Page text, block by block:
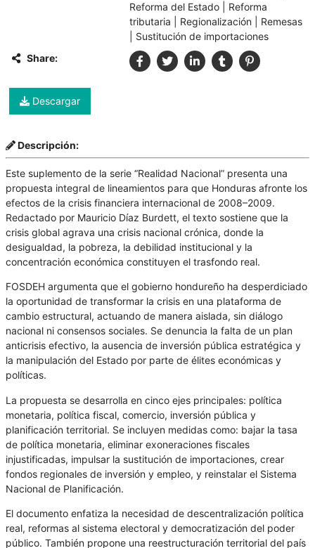
Reforma del Estado
Reforma
tributaria
Regionalización
Remesas
Sustitución de importaciones
Share:
Descargar
Descripción:
Este suplemento de la serie “Realidad Nacional” presenta una
propuesta integral de lineamientos para que Honduras afronte los
efectos de la crisis financiera internacional de 2008–2009.
Redactado por Mauricio Díaz Burdett, el texto sostiene que la
crisis global agrava una crisis nacional crónica, donde la
desigualdad, la pobreza, la debilidad institucional y la
concentración económica constituyen el trasfondo real.
FOSDEH argumenta que el gobierno hondureño ha desperdiciado
la oportunidad de transformar la crisis en una plataforma de
cambio estructural, actuando de manera aislada, sin diálogo
nacional ni consensos sociales. Se denuncia la falta de un plan
anticrisis efectivo, la ausencia de inversión pública estratégica y
la manipulación del Estado por parte de élites económicas y
políticas.
La propuesta se desarrolla en cinco ejes principales: política
monetaria, política fiscal, comercio, inversión pública y
planificación territorial. Se incluyen medidas como: bajar la tasa
de política monetaria, eliminar exoneraciones fiscales
injustificadas, impulsar la sustitución de importaciones, crear
fondos regionales de inversión y empleo, y reinstalar el Sistema
Nacional de Planificación.
El documento enfatiza la necesidad de descentralización política
real, reformas al sistema electoral y democratización del poder
público. También propone una reestructuración territorial del país